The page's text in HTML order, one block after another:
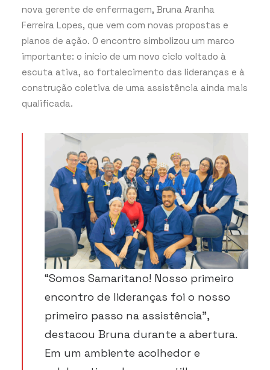
nova gerente de enfermagem, Bruna Aranha
Ferreira Lopes, que vem com novas propostas e
planos de ação. O encontro simbolizou um marco
importante: o início de um novo ciclo voltado à
escuta ativa, ao fortalecimento das lideranças e à
construção coletiva de uma assistência ainda mais
qualificada.
“Somos Samaritano! Nosso primeiro
encontro de lideranças foi o nosso
primeiro passo na assistência”,
destacou Bruna durante a abertura.
Em um ambiente acolhedor e